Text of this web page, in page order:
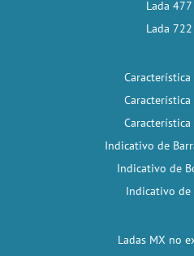
Lada 477
Lada 722
Característica
Característica
Característica
Indicativo de
Indicativo de
Indicativo de
Ladas MX no